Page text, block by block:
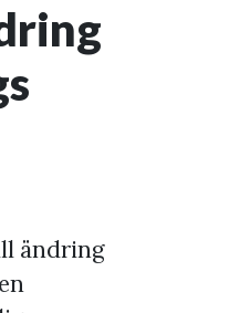
ändring